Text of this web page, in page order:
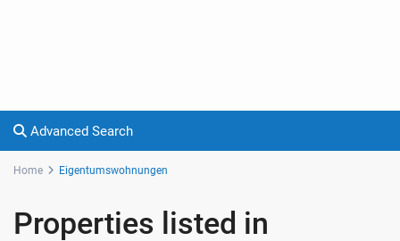
Advanced Search
Home Eigentumswohnungen
Properties listed in